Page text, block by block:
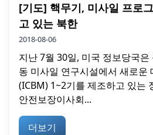
[기도] 핵무기, 미사일 프로
고 있는 북한
2018-08-06
지난 7월 30일, 미국 정보당국
동 미사일 연구시설에서 새로운
(ICBM) 1~2기를 제조하고 있는
안전보장이사회...
더보기